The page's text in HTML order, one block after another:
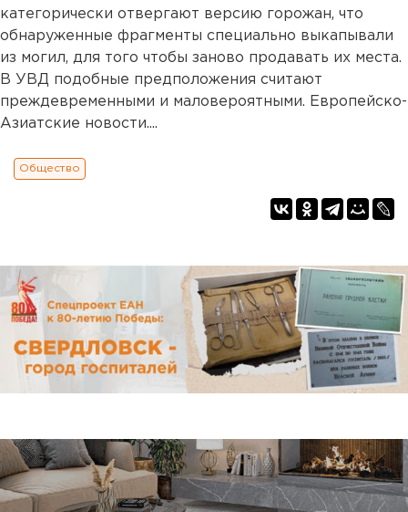
категорически отвергают версию горожан, что
обнаруженные фрагменты специально выкапывали
из могил, для того чтобы заново продавать их места.
В УВД подобные предположения считают
преждевременными и маловероятными. Европейско-
Азиатские новости....
Общество